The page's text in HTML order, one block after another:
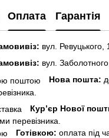
Оплата Гарантія
вул. Ревуцького,
вул.
Нова пошта:
Кур’єр Нової
перевізника.
Готівкою: оплата під